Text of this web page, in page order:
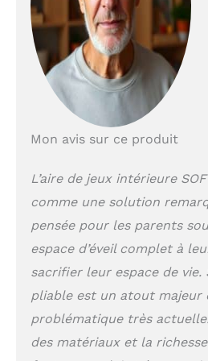
quotidien et stimulant
la créativité des jeunes
【Conception Pliable
Maisons Modernes】
Jeux intérieure Idéal
modernes, son design
prend très peu de
adapté à toutes les
encombrement,
à la vie de famille
【Performances de
Naturel】:Aire de Jeux
Bois Des tests
sa conformité aux
bois naturel de qualité
soigneusement
écologique, non
Mon avis sur ce produit
L’aire de jeux intérieure
comme une solution
pensée pour les parents
espace d’éveil complet à
sacrifier leur espace de vie.
pliable est un atout majeur
problématique très
des matériaux et la